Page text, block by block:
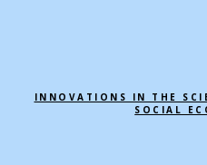
INNOVATIONS IN THE
SOCIAL